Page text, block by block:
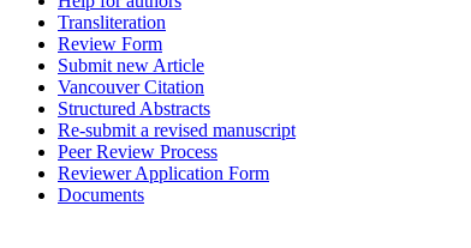
Transliteration
Review Form
Submit new Article
Vancouver Citation
Structured Abstracts
Re-submit a revised manuscript
Peer Review Process
Reviewer Application Form
Documents